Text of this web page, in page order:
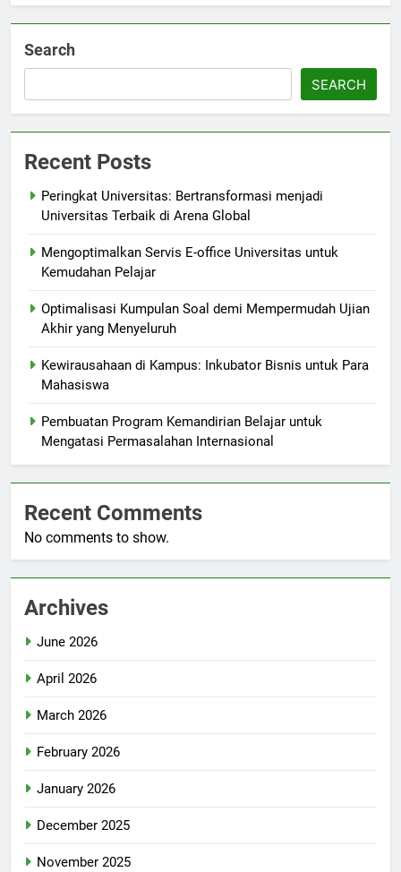
Search
SEARCH
Recent Posts
Peringkat Universitas: Bertransformasi menjadi
Universitas Terbaik di Arena Global
Mengoptimalkan Servis E-office Universitas untuk
Kemudahan Pelajar
Optimalisasi Kumpulan Soal demi Mempermudah Ujian
Akhir yang Menyeluruh
Kewirausahaan di Kampus: Inkubator Bisnis untuk Para
Mahasiswa
Pembuatan Program Kemandirian Belajar untuk
Mengatasi Permasalahan Internasional
Recent Comments
No comments to show.
Archives
June 2026
April 2026
March 2026
February 2026
January 2026
December 2025
November 2025